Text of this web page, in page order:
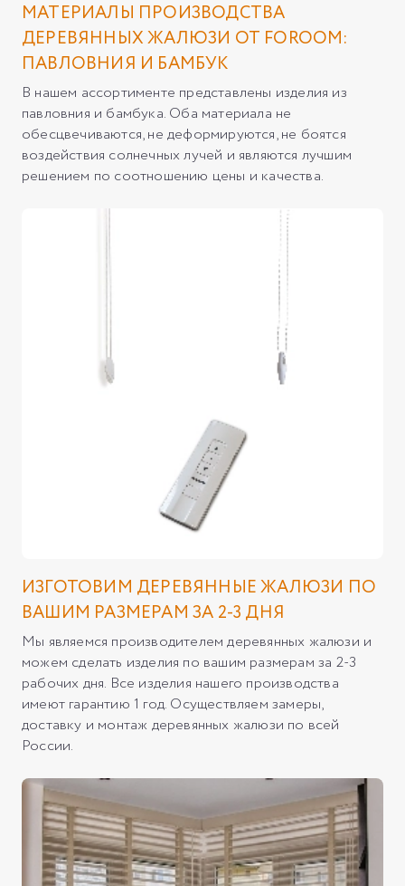
МАТЕРИАЛЫ ПРОИЗВОДСТВА
ДЕРЕВЯННЫХ ЖАЛЮЗИ ОТ FOROOM:
ПАВЛОВНИЯ И БАМБУК
В нашем ассортименте представлены изделия из
павловния и бамбука. Оба материала не
обесцвечиваются, не деформируются, не боятся
воздействия солнечных лучей и являются лучшим
решением по соотношению цены и качества.
ИЗГОТОВИМ ДЕРЕВЯННЫЕ ЖАЛЮЗИ ПО
ВАШИМ РАЗМЕРАМ ЗА 2-3 ДНЯ
Мы являемся производителем деревянных жалюзи и
можем сделать изделия по вашим размерам за 2-3
рабочих дня. Все изделия нашего производства
имеют гарантию 1 год. Осуществляем замеры,
доставку и монтаж деревянных жалюзи по всей
России.